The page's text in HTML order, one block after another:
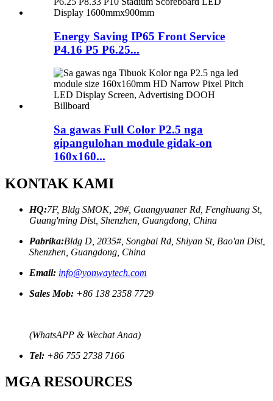
Energy Saving IP65 Front Service
P4.16 P5 P6.25...
Sa gawas Full Color P2.5 nga
gipangulohan module gidak-on
160x160...
KONTAK KAMI
HQ:7F, Bldg SMOK, 29#, Guangyuaner Rd, Fenghuang St,
Guang'ming Dist, Shenzhen, Guangdong, China
Pabrika:Bldg D, 2035#, Songbai Rd, Shiyan St, Bao'an Dist,
Shenzhen, Guangdong, China
Email: info@yonwaytech.com
Sales Mob: +86 138 2358 7729
(WhatsAPP & Wechat Anaa)
Tel: +86 755 2738 7166
MGA RESOURCES